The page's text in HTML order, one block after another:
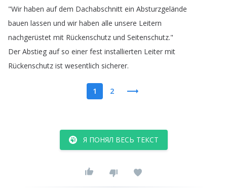
"Wir haben auf dem Dachabschnitt ein Absturzgelände
bauen lassen und wir haben alle unsere Leitern
nachgerüstet mit Rückenschutz und Seitenschutz."
Der Abstieg auf so einer fest installierten Leiter mit
Rückenschutz ist wesentlich sicherer.
1 2
Я ПОНЯЛ ВЕСЬ ТЕКСТ